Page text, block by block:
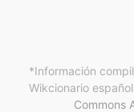
*Información
Wikcionario
Commons